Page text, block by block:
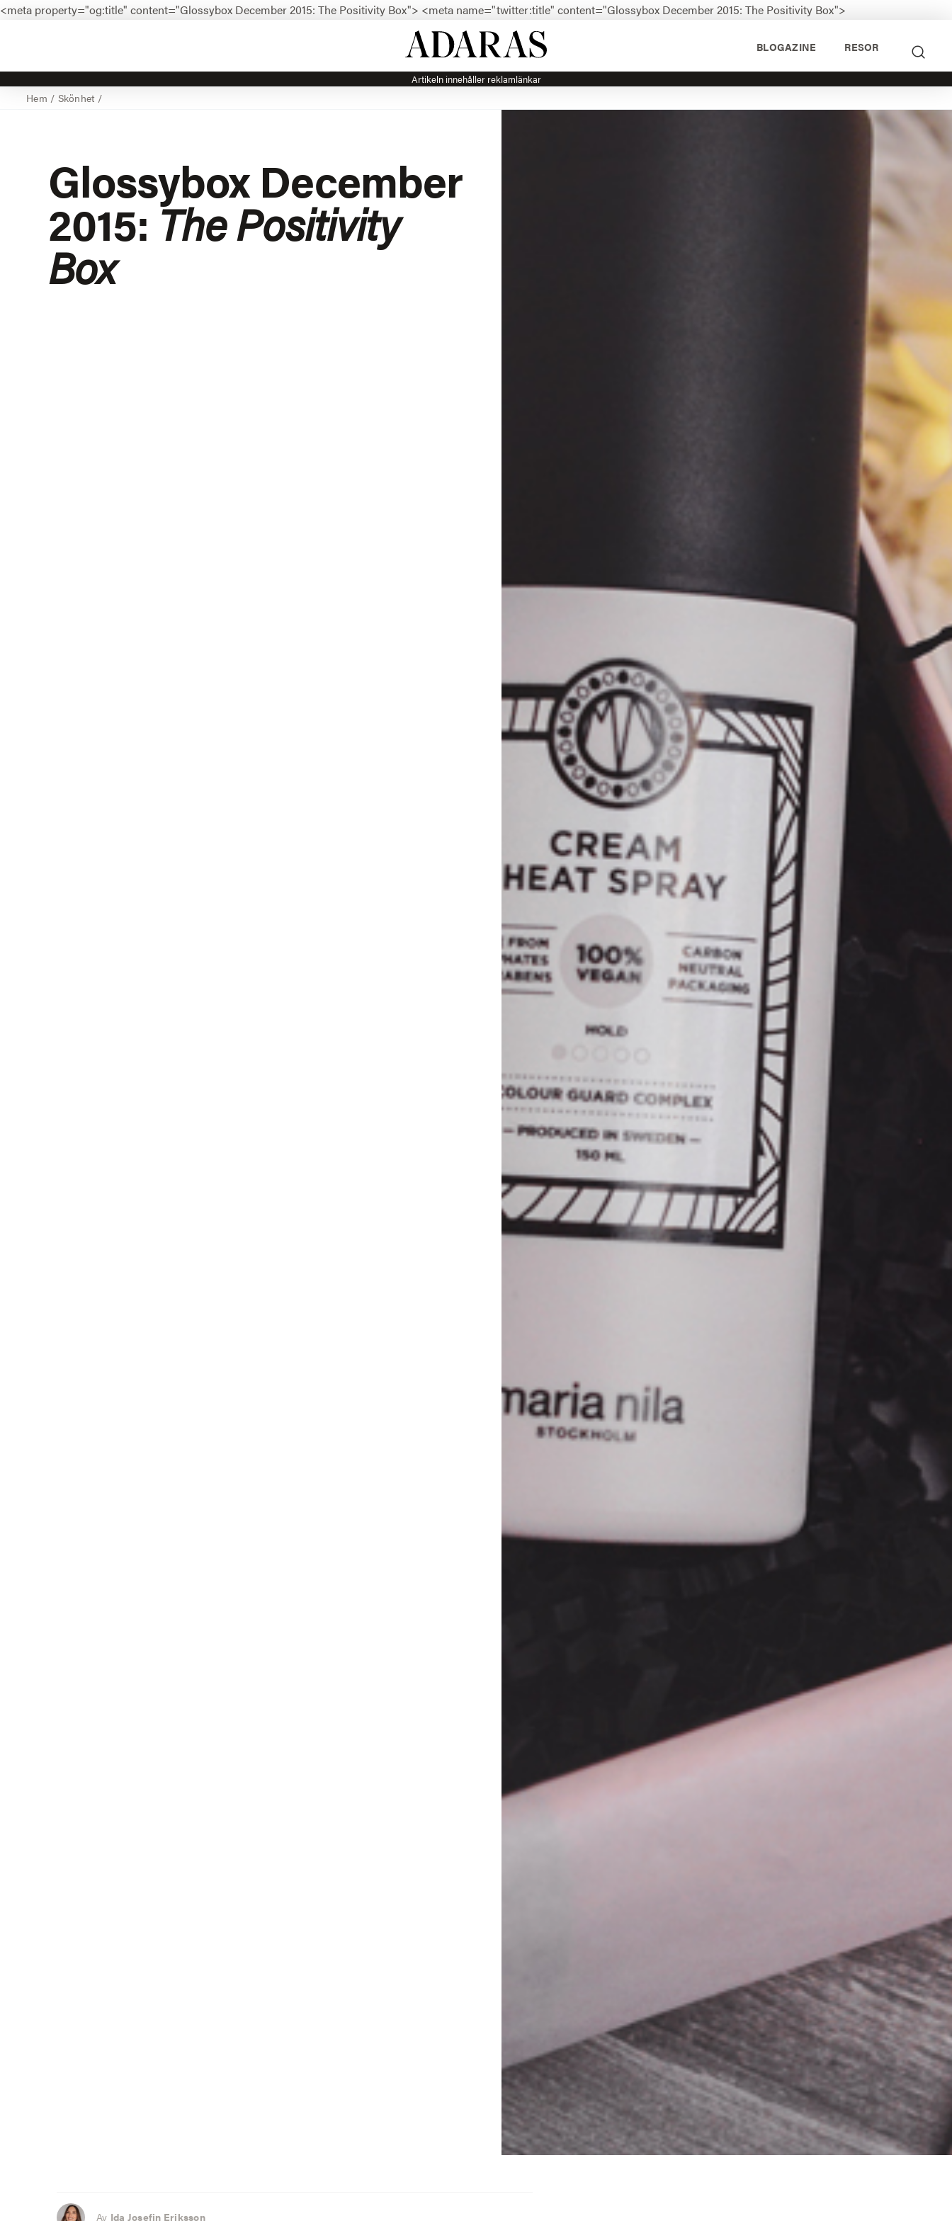
<meta property="og:title" content="Glossybox December 2015: The Positivity Box"> <meta name="twitter:title" content="Glossybox December 2015: The Positivity Box">
BLOGAZINE RESOR
Artikeln innehåller reklamlänkar
Hem / Skönhet/
Glossybox December
2015: The Positivity
Box
Av Ida Josefin Eriksson